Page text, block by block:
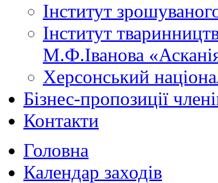
Інститут
Інститут
М.Ф.Іванова
Херсонський
Бізнес-пропозиції
Контакти
Головна
Календар заходів